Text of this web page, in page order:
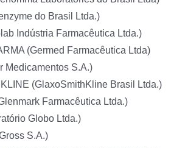
do Brasil Ltda.)
Indústria Farmacêutica Ltda.)
(Germed Farmacêutica Ltda)
Medicamentos S.A.)
(GlaxoSmithKline Brasil Ltda.)
Farmacêutica Ltda.)
Globo Ltda.)
S.A.)